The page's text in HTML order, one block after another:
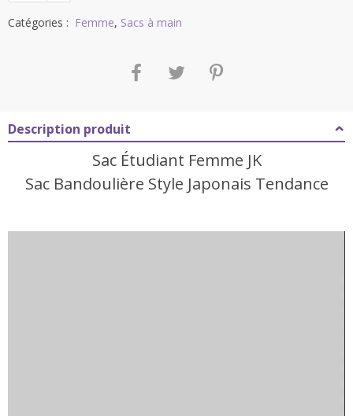
Catégories : Femme, Sacs à main
Description produit
Sac Étudiant Femme JK
Sac Bandoulière Style Japonais Tendance